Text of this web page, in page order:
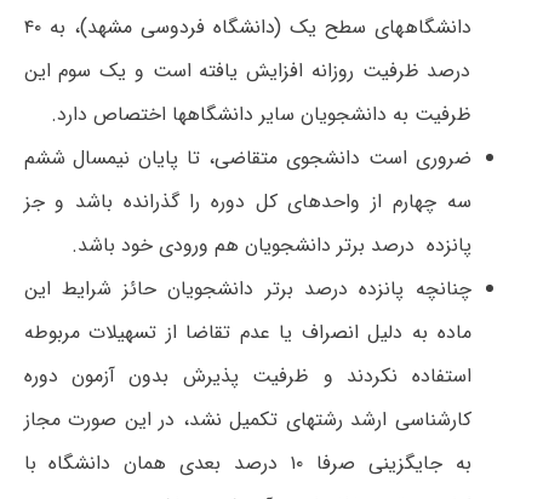
دانشگاه‎های سطح یک (دانشگاه فردوسی مشهد)، به ۴۰
درصد ظرفیت روزانه افزایش یافته است و یک سوم این
ظرفیت به دانشجویان سایر دانشگاه‎ها اختصاص دارد.
ضروری است دانشجوی متقاضی، تا پایان نیمسال ششم
سه چهارم از واحدهای کل دوره را گذرانده باشد و جز
پانزده درصد برتر دانشجویان هم ورودی خود باشد.
چنانچه پانزده درصد برتر دانشجویان حائز شرایط این
ماده به دلیل انصراف یا عدم تقاضا از تسهیلات مربوطه
استفاده نکردند و ظرفیت پذیرش بدون آزمون دوره
کارشناسی ارشد رشته‎ای تکمیل نشد، در این صورت مجاز
به جایگزینی صرفا ۱۰ درصد بعدی همان دانشگاه با